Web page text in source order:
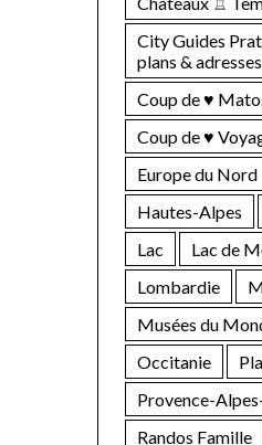
City Guides
plans &
Coup de ♥
Coup de ♥
Europe du Nord
Hautes-Alpes
Lac
Lac de
Lombardie
Musées du
Occitanie
Provence-
Randos Famille